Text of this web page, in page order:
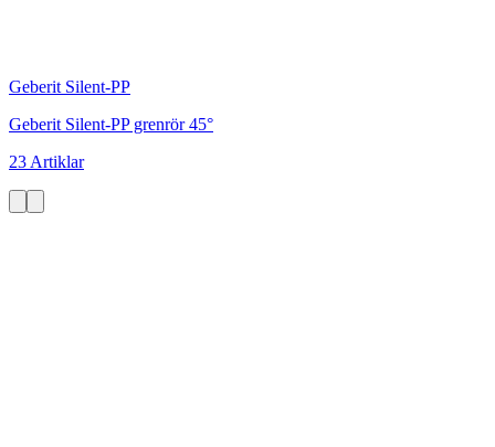
Geberit Silent-PP
Geberit Silent-PP grenrör 45°
23 Artiklar